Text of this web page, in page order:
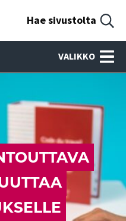
Hae sivustolta
VALIKKO